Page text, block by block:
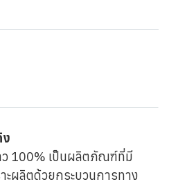
ว 100% เป็นผลิตภัณฑ์ที่มี
ะผลิตด้วยกระบวนการทาง